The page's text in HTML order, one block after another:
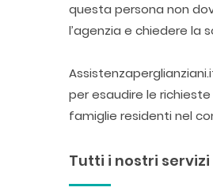
questa persona non
l’agenzia e chiedere la
per esaudire le
famiglie residenti nel
Tutti i nostri